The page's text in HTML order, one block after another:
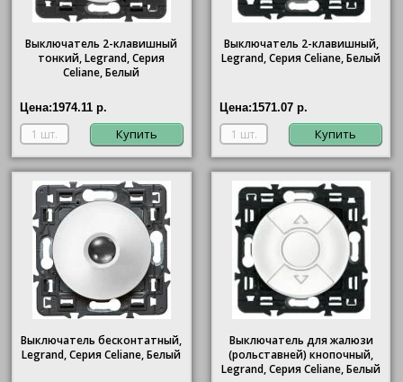
Выключатель 2-клавишный
тонкий, Legrand, Серия
Celiane, Белый
Цена:1974.11 р.
Купить
Выключатель 2-клавишный,
Legrand, Серия Celiane, Белый
Цена:1571.07 р.
Купить
Выключатель бесконтатный,
Legrand, Серия Celiane, Белый
Выключатель для жалюзи
(рольставней) кнопочный,
Legrand, Серия Celiane, Белый